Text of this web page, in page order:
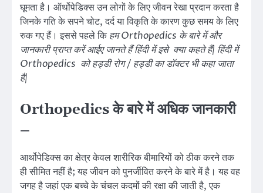
घूमता है। ऑर्थोपेडिक्स उन लोगों के लिए जीवन रेखा प्रदान करता है
जिनके गति के सपने चोट, दर्द या विकृति के कारण कुछ समय के लिए
रुक गए हैं। इससे पहले कि हम Orthopedics के बारे में और
जानकारी प्राप्त करें आईए जानते हैं हिंदी में इसे क्या कहते हैं| हिंदी में
Orthopedics को हड्डी रोग / हड्डी का डॉक्टर भी कहा जाता
है|
Orthopedics के बारे में अधिक जानकारी
–
आर्थोपेडिक्स का क्षेत्र केवल शारीरिक बीमारियों को ठीक करने तक
ही सीमित नहीं है; यह जीवन को पुनर्जीवित करने के बारे में है। यह वह
जगह है जहां एक बच्चे के चंचल कदमों की रक्षा की जाती है, एक